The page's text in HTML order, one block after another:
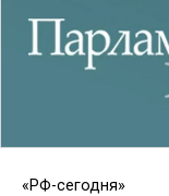
«РФ-сегодня»